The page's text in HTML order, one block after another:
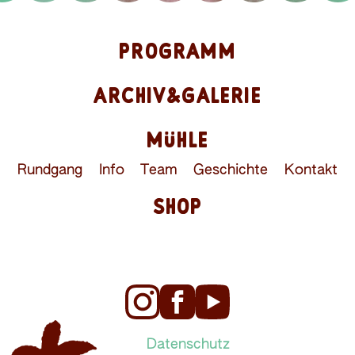
PROGRAMM
ARCHIV&GALERIE
MÜHLE
Rundgang Info Team Geschichte Kontakt
SHOP
Datenschutz